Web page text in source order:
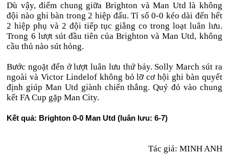
Dù vậy, điểm chung giữa Brighton và Man Utd là không
đội nào ghi bàn trong 2 hiệp đấu. Tỉ số 0-0 kéo dài đến hết
2 hiệp phụ và 2 đội tiếp tục giằng co trong loạt luân lưu.
Trong 6 lượt sút đầu tiên của Brighton và Man Utd, không
cầu thủ nào sút hỏng.
Bước ngoặt đến ở lượt luân lưu thứ bảy. Solly March sút ra
ngoài và Victor Lindelof không bỏ lỡ cơ hội ghi bàn quyết
định giúp Man Utd giành chiến thắng. Quỷ đỏ vào chung
kết FA Cup gặp Man City.
Kết quả: Brighton 0-0 Man Utd (luân lưu: 6-7)
Tác giả: MINH ANH